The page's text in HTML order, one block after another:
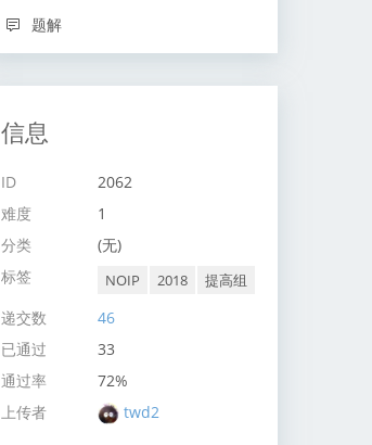
题解
信息
ID
2062
难度
1
分类
(无)
标签
NOIP 2018 提高组
递交数
46
已通过
33
通过率
72%
上传者
twd2